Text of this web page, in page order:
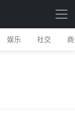
娱乐 社交